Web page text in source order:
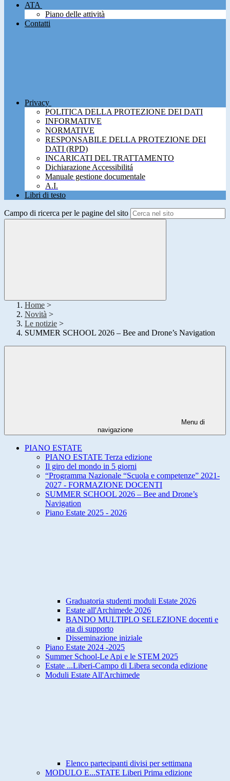
ATA
Piano delle attività
Contatti
Privacy
POLITICA DELLA PROTEZIONE DEI DATI
INFORMATIVE
NORMATIVE
RESPONSABILE DELLA PROTEZIONE DEI
DATI (RPD)
INCARICATI DEL TRATTAMENTO
Dichiarazione Accessibilitá
Manuale gestione documentale
A.I.
Libri di testo
Campo di ricerca per le pagine del sito
Home >
Novità >
Le notizie >
SUMMER SCHOOL 2026 – Bee and Drone’s Navigation
Menu di
navigazione
PIANO ESTATE
PIANO ESTATE Terza edizione
Il giro del mondo in 5 giorni
“Programma Nazionale “Scuola e competenze” 2021-
2027 - FORMAZIONE DOCENTI
SUMMER SCHOOL 2026 – Bee and Drone’s
Navigation
Piano Estate 2025 - 2026
Graduatoria studenti moduli Estate 2026
Estate all'Archimede 2026
BANDO MULTIPLO SELEZIONE docenti e
ata di supporto
Disseminazione iniziale
Piano Estate 2024 -2025
Summer School-Le Api e le STEM 2025
Estate ...Liberi-Campo di Libera seconda edizione
Moduli Estate All'Archimede
Elenco partecipanti divisi per settimana
MODULO E...STATE Liberi Prima edizione